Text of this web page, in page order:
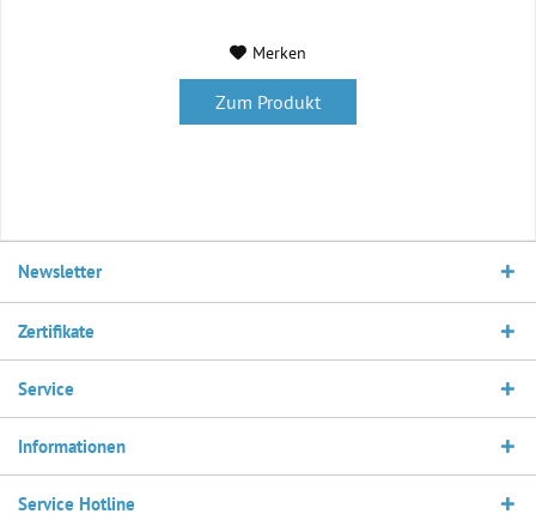
Merken
Zum Produkt
Newsletter
Zertifikate
Service
Informationen
Service Hotline